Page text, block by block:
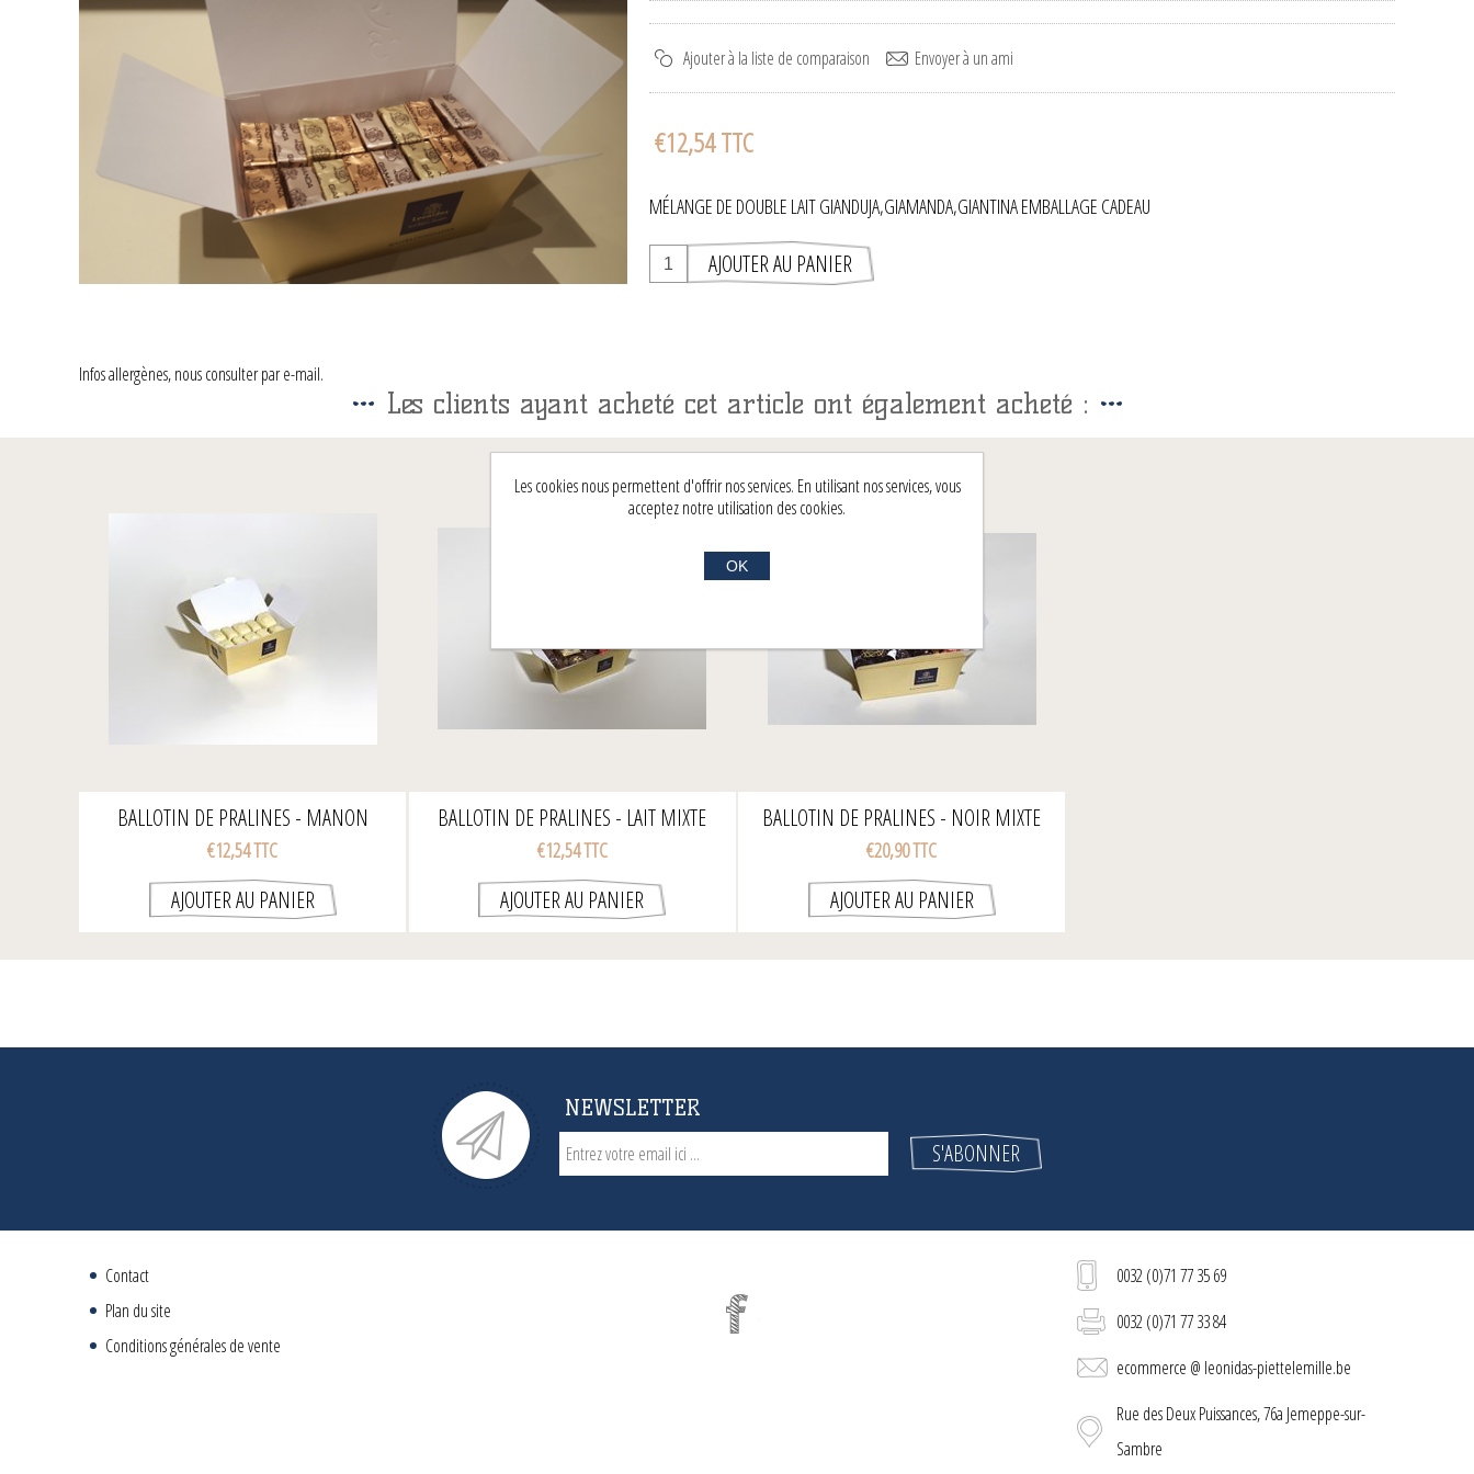
€12,54 TTC
MÉLANGE DE DOUBLE LAIT GIANDUJA,GIAMANDA,GIANTINA EMBALLAGE CADEAU
Infos allergènes, nous consulter par e-mail.
Les clients ayant acheté cet article ont également acheté :
BALLOTIN DE PRALINES - MANON
300GR
€12,54 TTC
BALLOTIN DE PRALINES - LAIT MIXTE
300GR
€12,54 TTC
BALLOTIN DE PRALINES - NOIR MIXTE
500GR
€20,90 TTC
NEWSLETTER
Contact
Plan du site
Conditions générales de vente
0032 (0)71 77 35 69
0032 (0)71 77 33 84
ecommerce @ leonidas-piettelemille.be
Rue des Deux Puissances, 76a Jemeppe-sur-
Sambre
Les cookies nous permettent d'offrir nos services. En utilisant nos services, vous
acceptez notre utilisation des cookies.
OK